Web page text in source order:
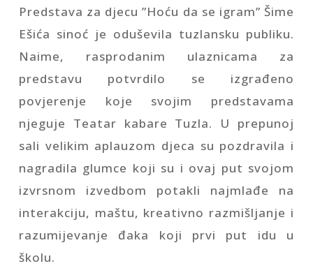
Predstava za djecu ”Hoću da se igram” Šime
Ešića sinoć je oduševila tuzlansku publiku.
Naime, rasprodanim ulaznicama za
predstavu potvrdilo se izgrađeno
povjerenje koje svojim predstavama
njeguje Teatar kabare Tuzla. U prepunoj
sali velikim aplauzom djeca su pozdravila i
nagradila glumce koji su i ovaj put svojom
izvrsnom izvedbom potakli najmlađe na
interakciju, maštu, kreativno razmišljanje i
razumijevanje đaka koji prvi put idu u
školu.